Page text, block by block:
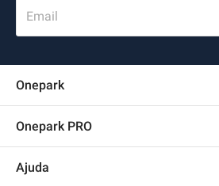
Email
Onepark
Onepark PRO
Torne-se um membro
Ajuda